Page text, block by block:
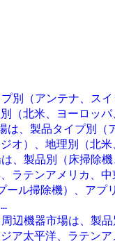
別（アンテナ、ス
（北米、ヨーロッ
は、製品タイプ別（
オ）、地理別（北米
、製品別（床掃除
ラテンアメリカ、
ル掃除機）、ア
辺機器市場は、製
ア太平洋、ラテン